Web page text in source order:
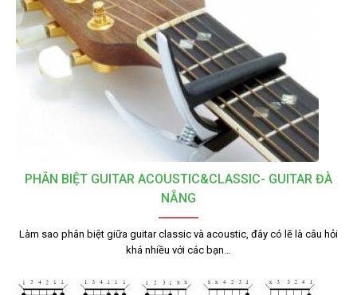
PHÂN BIỆT GUITAR ACOUSTIC&CLASSIC- GUITAR ĐÀ
NẴNG
Làm sao phân biệt giữa guitar classic và acoustic, đây có lẽ là câu hỏi
khá nhiều với các bạn…